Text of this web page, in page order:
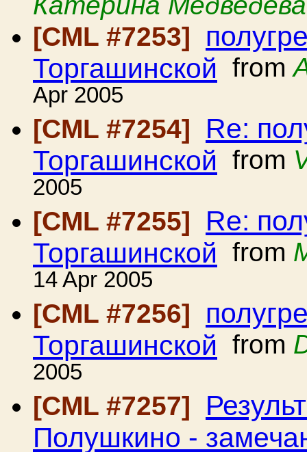
[CML #7253]
Торгашинской from
Apr 2005
[CML #7254]
Re:
Торгашинской from
2005
[CML #7255]
Re:
Торгашинской from
14 Apr 2005
[CML #7256]
Торгашинской from
2005
[CML #7257]
Полушкино -